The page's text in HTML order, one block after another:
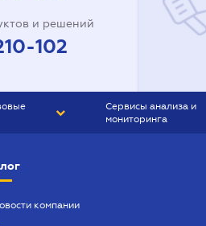
и решений
102
Сервисы анализа и
мониторинга
компании